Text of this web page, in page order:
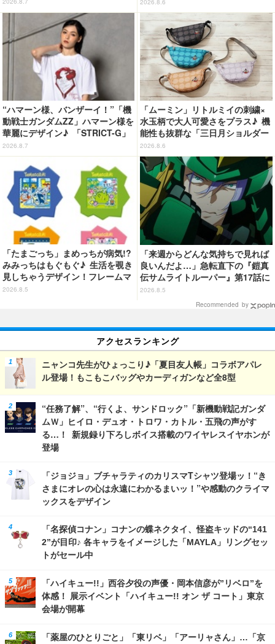
り」開催【茨城県】
2026.8.7
0％オフセール】
2026.8.6
“ハマーン様、バンザーイ！”「機
動戦士ガンダムZZ」ハマーン様を
華麗にデザイン♪ 「STRICT-G」
Tシャツなどミニコレクション登
場
2026.8.7
「ムーミン」リトルミイの刺繍×
水玉柄で大人可愛さをプラス♪ 機
能性も抜群な「三日月ショルダー
バッグ」が新登場
2026.8.6
「たまごっち」まめっちが病気!?
みみっちはもぐもぐ♪ 生活を覗き
見しちゃうデザイン！フレームマ
グネット「ぴたっとフレーム」登
2026.8.5
「来週からどんな気持ちで見れば
良いんだよ…」急転直下の『鎧真
伝サムライトルーパー』第17話に
感情の追いつかない視聴者が続
出…【ネタバレあり反応まとめ】
2026.8.5
Recommended by
アクセスランキング
ニャンコ先生がひょっこり♪「夏目友人帳」コラボアパレ
ル登場！もこもこバッグやカーディガンなど全8型
“任務了解”、“行くよ、サンドロック”「新機動戦記ガンダ
ムＷ」ヒイロ・デュオ・トロワ・カトル・五飛の声がす
る…！ 新規録り下ろしボイス搭載のワイヤレスイヤホンが
登場
「ジョジョ」ブチャラティのカリスマTシャツ登場ッ！“き
さまにオレの心は永遠にわかるまいッ！”や感動のクライマ
ックスをデザイン
「名探偵コナン」コナンの蝶ネクタイ、怪盗キッドの“141
2”が目印♪ 各キャラをイメージした「MAYLA」リングセッ
トがセール中
「ハイキュー!!」西谷夕役の声優・岡本信彦が”リベロ”を
体感！ 展示イベント「ハイキュー!! オン ザ コート」東京
会場が開幕
「薬屋のひとりごと」「東リベ」「アーリャさん」…「京